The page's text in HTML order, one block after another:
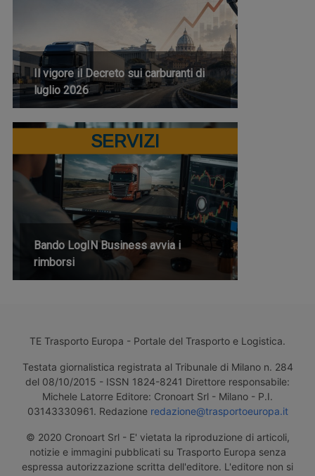
Il vigore il Decreto sui carburanti di
luglio 2026
SERVIZI
Bando LogIN Business avvia i
rimborsi
TE Trasporto Europa - Portale del Trasporto e Logistica.
Testata giornalistica registrata al Tribunale di Milano n. 284
del 08/10/2015 - ISSN 1824-8241 Direttore responsabile:
Michele Latorre Editore: Cronoart Srl - Milano - P.I.
03143330961. Redazione redazione@trasportoeuropa.it
© 2020 Cronoart Srl - E' vietata la riproduzione di articoli,
notizie e immagini pubblicati su Trasporto Europa senza
espressa autorizzazione scritta dell'editore. L'editore non si